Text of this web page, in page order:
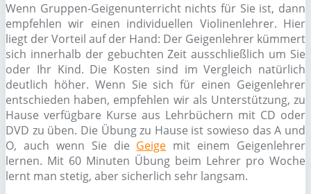
Wenn Gruppen-Geigenunterricht nichts für Sie ist, dann
empfehlen wir einen individuellen Violinenlehrer. Hier
liegt der Vorteil auf der Hand: Der Geigenlehrer kümmert
sich innerhalb der gebuchten Zeit ausschließlich um Sie
oder Ihr Kind. Die Kosten sind im Vergleich natürlich
deutlich höher. Wenn Sie sich für einen Geigenlehrer
entschieden haben, empfehlen wir als Unterstützung, zu
Hause verfügbare Kurse aus Lehrbüchern mit CD oder
DVD zu üben. Die Übung zu Hause ist sowieso das A und
O, auch wenn Sie die Geige mit einem Geigenlehrer
lernen. Mit 60 Minuten Übung beim Lehrer pro Woche
lernt man stetig, aber sicherlich sehr langsam.